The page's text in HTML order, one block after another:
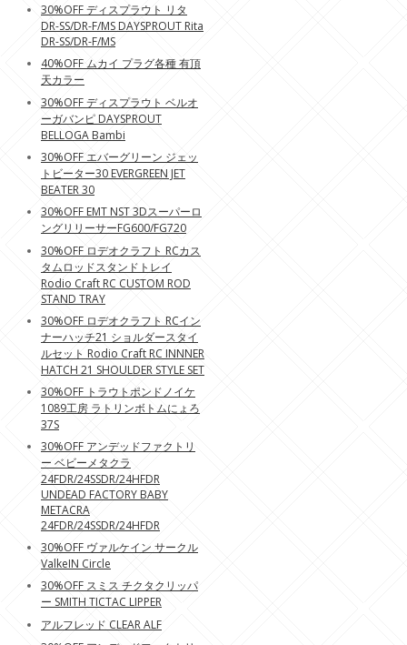
30%OFF ディスプラウト リタ
DR-SS/DR-F/MS DAYSPROUT Rita
DR-SS/DR-F/MS
40%OFF ムカイ プラグ各種 有頂
天カラー
30%OFF ディスプラウト ベルオ
ーガバンピ DAYSPROUT
BELLOGA Bambi
30%OFF エバーグリーン ジェッ
トビーター30 EVERGREEN JET
BEATER 30
30%OFF EMT NST 3Dスーパーロ
ングリリーサーFG600/FG720
30%OFF ロデオクラフト RCカス
タムロッドスタンドトレイ
Rodio Craft RC CUSTOM ROD
STAND TRAY
30%OFF ロデオクラフト RCイン
ナーハッチ21 ショルダースタイ
ルセット Rodio Craft RC INNNER
HATCH 21 SHOULDER STYLE SET
30%OFF トラウトポンドノイケ
1089工房 ラトリンボトムにょろ
37S
30%OFF アンデッドファクトリ
ー ベビーメタクラ
24FDR/24SSDR/24HFDR
UNDEAD FACTORY BABY
METACRA
24FDR/24SSDR/24HFDR
30%OFF ヴァルケイン サークル
ValkeIN Circle
30%OFF スミス チクタクリッパ
ー SMITH TICTAC LIPPER
アルフレッド CLEAR ALF